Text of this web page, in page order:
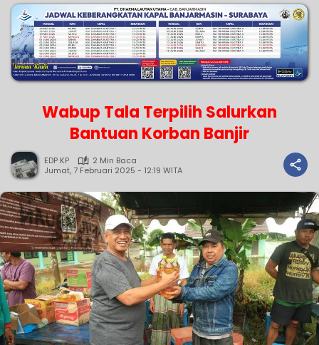
Wabup Tala Terpilih Salurkan
Bantuan Korban Banjir
EDP KP
2 Min Baca
Jumat, 7 Februari 2025 - 12:19 WITA